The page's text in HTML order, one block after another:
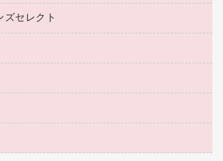
クス
ル
ル
ー
（差替式）
（固定式）
性）
ルインク）
ル用替芯
ラー
品
会計用品
セレクト
ト
飲料）
フト（食品・飲料）
（食品・飲料・食添製品）